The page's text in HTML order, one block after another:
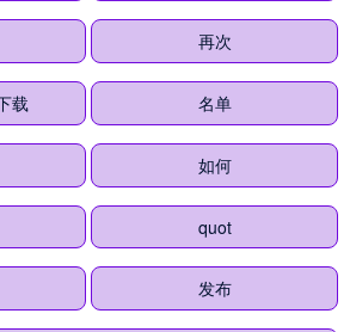
再次
载 名单
如何
quot
发布